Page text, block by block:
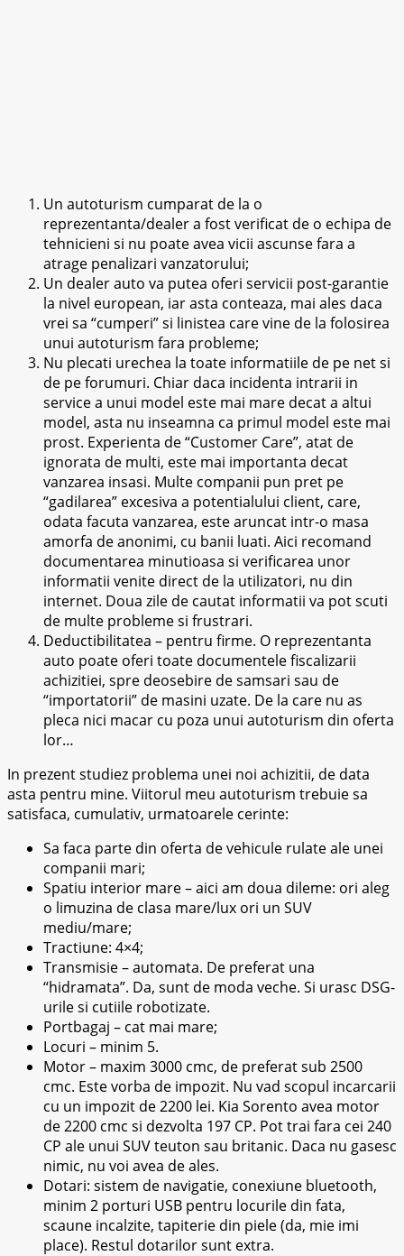
Un autoturism cumparat de la o
reprezentanta/dealer a fost verificat de o echipa de
tehnicieni si nu poate avea vicii ascunse fara a
atrage penalizari vanzatorului;
Un dealer auto va putea oferi servicii post-garantie
la nivel european, iar asta conteaza, mai ales daca
vrei sa “cumperi” si linistea care vine de la folosirea
unui autoturism fara probleme;
Nu plecati urechea la toate informatiile de pe net si
de pe forumuri. Chiar daca incidenta intrarii in
service a unui model este mai mare decat a altui
model, asta nu inseamna ca primul model este mai
prost. Experienta de “Customer Care”, atat de
ignorata de multi, este mai importanta decat
vanzarea insasi. Multe companii pun pret pe
“gadilarea” excesiva a potentialului client, care,
odata facuta vanzarea, este aruncat intr-o masa
amorfa de anonimi, cu banii luati. Aici recomand
documentarea minutioasa si verificarea unor
informatii venite direct de la utilizatori, nu din
internet. Doua zile de cautat informatii va pot scuti
de multe probleme si frustrari.
Deductibilitatea – pentru firme. O reprezentanta
auto poate oferi toate documentele fiscalizarii
achizitiei, spre deosebire de samsari sau de
“importatorii” de masini uzate. De la care nu as
pleca nici macar cu poza unui autoturism din oferta
lor…
In prezent studiez problema unei noi achizitii, de data
asta pentru mine. Viitorul meu autoturism trebuie sa
satisfaca, cumulativ, urmatoarele cerinte:
Sa faca parte din oferta de vehicule rulate ale unei
companii mari;
Spatiu interior mare – aici am doua dileme: ori aleg
o limuzina de clasa mare/lux ori un SUV
mediu/mare;
Tractiune: 4×4;
Transmisie – automata. De preferat una
“hidramata”. Da, sunt de moda veche. Si urasc DSG-
urile si cutiile robotizate.
Portbagaj – cat mai mare;
Locuri – minim 5.
Motor – maxim 3000 cmc, de preferat sub 2500
cmc. Este vorba de impozit. Nu vad scopul incarcarii
cu un impozit de 2200 lei. Kia Sorento avea motor
de 2200 cmc si dezvolta 197 CP. Pot trai fara cei 240
CP ale unui SUV teuton sau britanic. Daca nu gasesc
nimic, nu voi avea de ales.
Dotari: sistem de navigatie, conexiune bluetooth,
minim 2 porturi USB pentru locurile din fata,
scaune incalzite, tapiterie din piele (da, mie imi
place). Restul dotarilor sunt extra.